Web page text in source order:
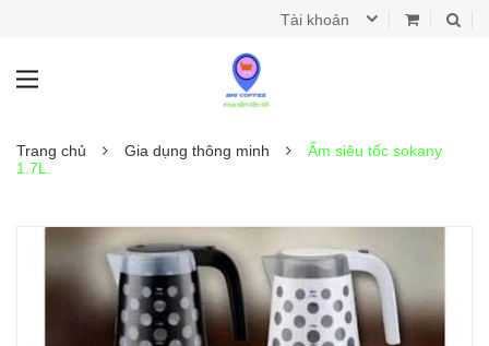
Tài khoản
Trang chủ Gia dụng thông minh
Ấm siêu tốc sokany
1.7L.